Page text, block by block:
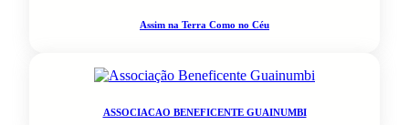
Assim na Terra Como no Céu
ASSOCIACAO BENEFICENTE GUAINUMBI